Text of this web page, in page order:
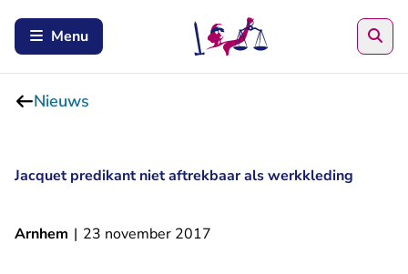
Menu
Nieuws
Jacquet predikant niet aftrekbaar als werkkleding
Arnhem | 23 november 2017